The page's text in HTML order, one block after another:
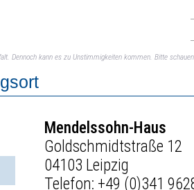
Dennoch kann es zu Unstimmigkeiten kommen. Bitte
Mendelssohn-Haus
Goldschmidtstraße 12
04103 Leipzig
Telefon: +49 (0)341